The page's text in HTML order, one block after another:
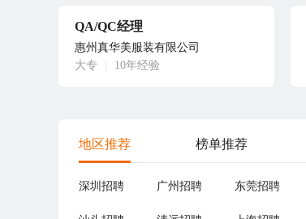
QA/QC经理
惠州真华美服装有限公司
大专
10年经验
地区推荐 榜单推荐
深圳招聘 广州招聘 东莞招聘